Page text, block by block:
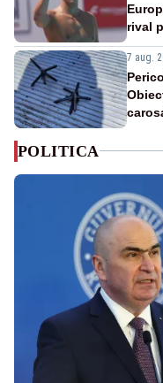
rival
7 aug.
POLITICA